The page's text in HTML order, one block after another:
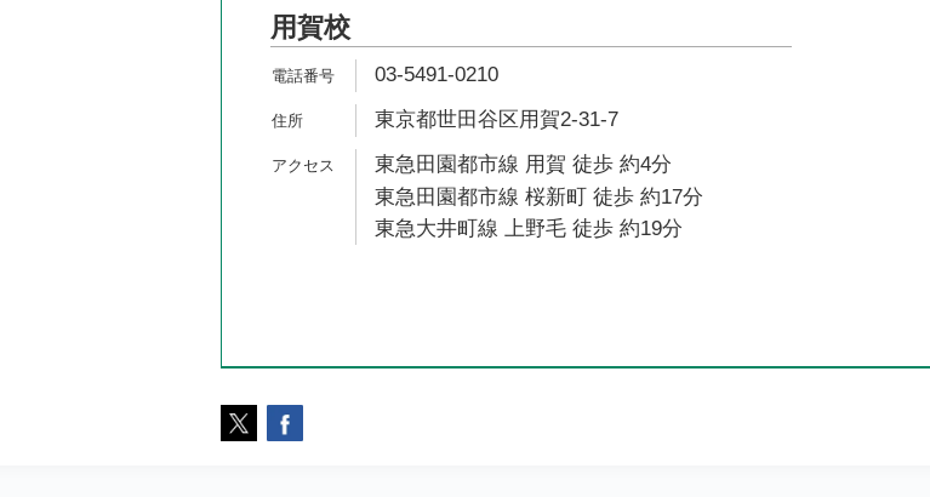
用賀校
03-5491-0210
東京都世田谷区用賀2-31-7
東急田園都市線 用賀 徒歩 約4分
東急田園都市線 桜新町 徒歩 約17分
東急大井町線 上野毛 徒歩 約19分